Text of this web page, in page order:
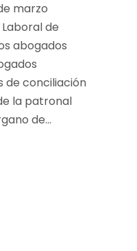
marzo
de
abogados
de conciliación
la patronal
de...